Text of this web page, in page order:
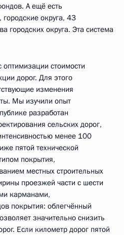
А ещё есть
округа, 43
городских округа. Эта система
оптимизации стоимости
дорог. Для этого
изменения
Мы изучили опыт
разработан
сельских дорог,
менее 100
пятой технической
покрытия,
местных строительных
проезжей части с шести
карманами,
покрытия: облегчённый
значительно снизить
Если километр дорог пятой